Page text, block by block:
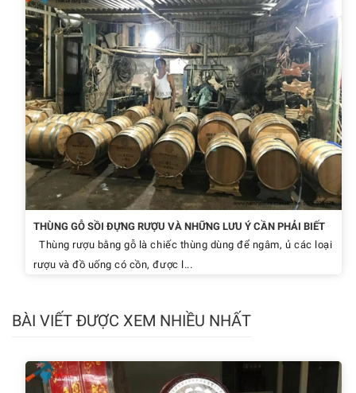
THÙNG GỖ SỒI ĐỰNG RƯỢU VÀ NHỮNG LƯU Ý CẦN PHẢI BIẾT
Thùng rượu bằng gỗ là chiếc thùng dùng để ngâm, ủ các loại
rượu và đồ uống có cồn, được l...
BÀI VIẾT ĐƯỢC XEM NHIỀU NHẤT